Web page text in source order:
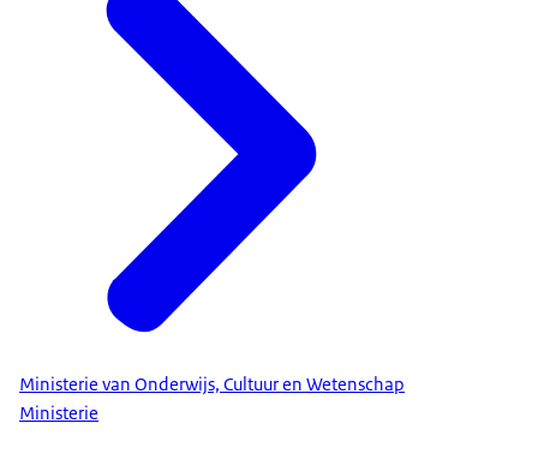
Ministerie van Onderwijs, Cultuur en Wetenschap
Ministerie